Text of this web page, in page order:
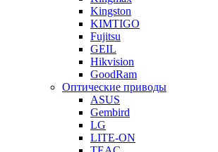
Kingston
KIMTIGO
Fujitsu
GEIL
Hikvision
GoodRam
Оптические приводы
ASUS
Gembird
LG
LITE-ON